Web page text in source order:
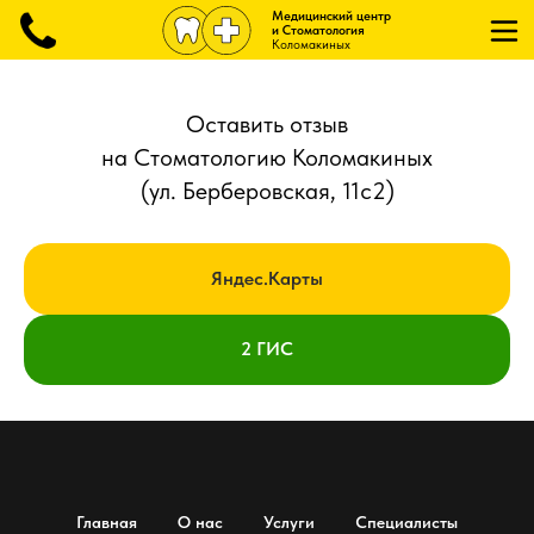
Медицинский центр
и Стоматология
Коломакиных
Оставить отзыв
на Стоматологию Коломакиных
(ул. Берберовская, 11с2)
Яндес.Карты
2 ГИС
Главная О нас Услуги Специалисты